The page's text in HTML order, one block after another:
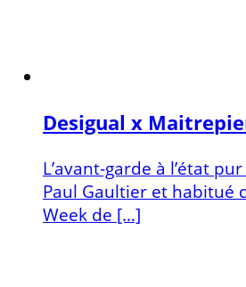
Desigual x
L’avant-garde à l’état
Paul Gaultier et habitué
Week de […]